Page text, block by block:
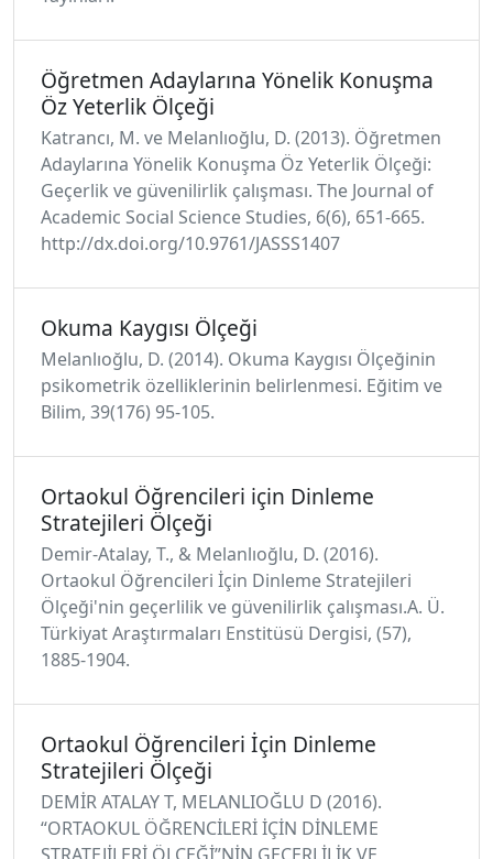
Öğretmen Adaylarına Yönelik Konuşma
Öz Yeterlik Ölçeği
Katrancı, M. ve Melanlıoğlu, D. (2013). Öğretmen
Adaylarına Yönelik Konuşma Öz Yeterlik Ölçeği:
Geçerlik ve güvenilirlik çalışması. The Journal of
Academic Social Science Studies, 6(6), 651-665.
http://dx.doi.org/10.9761/JASSS1407
Okuma Kaygısı Ölçeği
Melanlıoğlu, D. (2014). Okuma Kaygısı Ölçeğinin
psikometrik özelliklerinin belirlenmesi. Eğitim ve
Bilim, 39(176) 95-105.
Ortaokul Öğrencileri için Dinleme
Stratejileri Ölçeği
Demir-Atalay, T., & Melanlıoğlu, D. (2016).
Ortaokul Öğrencileri İçin Dinleme Stratejileri
Ölçeği'nin geçerlilik ve güvenilirlik çalışması.A. Ü.
Türkiyat Araştırmaları Enstitüsü Dergisi, (57),
1885-1904.
Ortaokul Öğrencileri İçin Dinleme
Stratejileri Ölçeği
DEMİR ATALAY T, MELANLIOĞLU D (2016).
“ORTAOKUL ÖĞRENCİLERİ İÇİN DİNLEME